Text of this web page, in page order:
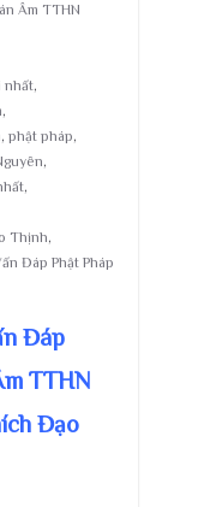
Âm TTHN
nhất,
,
, phật pháp,
,
,
Thịnh,
Đáp Phật Pháp
Đáp
TTHN
Đạo